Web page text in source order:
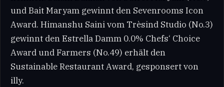
und Bait Maryam gewinnt den Sevenrooms Icon
Award. Himanshu Saini vom Trèsind Studio (No.3)
gewinnt den Estrella Damm 0.0% Chefs‘ Choice
Award und Farmers (No.49) erhält den
Sustainable Restaurant Award, gesponsert von
illy.